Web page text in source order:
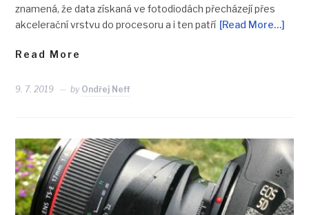
znamená, že data získaná ve fotodiodách přecházejí přes
akcelerační vrstvu do procesoru a i ten patří [Read More…]
Read More
9. 7. 2019 by Ondřej Neff